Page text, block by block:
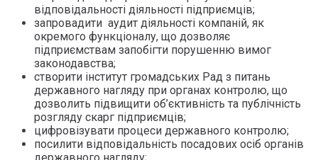
відповідальності діяльності підприємців;
запровадити аудит діяльності компаній, як
окремого функціоналу, що дозволяє
підприємствам запобігти порушенню вимог
законодавства;
створити інститут громадських Рад з питань
державного нагляду при органах контролю, що
дозволить підвищити об’єктивність та публічність
розгляду скарг підприємців;
цифровізувати процеси державного контролю;
посилити відповідальність посадових осіб органів